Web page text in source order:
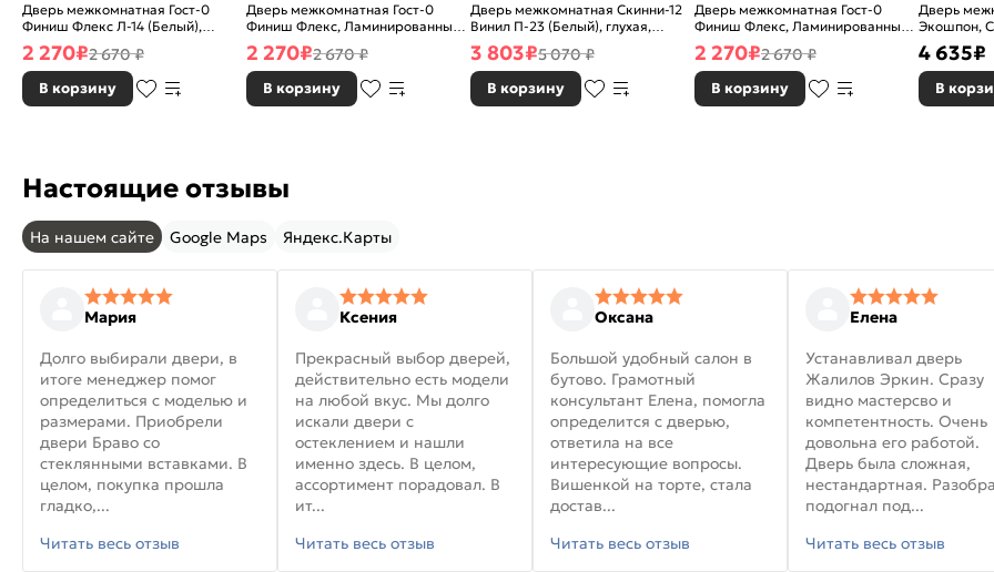
Дверь межкомнатная Гост-0
Финиш Флекс Л-14 (Белый),
глухая, каркасно-щитовая
2 270₽2 670 ₽
В корзину
Дверь межкомнатная Гост-0
Финиш Флекс, Ламинированные
Л-11 (ИталОрех), глухая,
каркасно-щитовая
2 270₽2 670 ₽
В корзину
Дверь межкомнатная Скинни-12
Винил П-23 (Белый), глухая,
скиновая
3 803₽5 070 ₽
В корзину
Дверь межкомнатная Гост-0
Финиш Флекс, Ламинированные
Л-12 (МиланОрех), глухая,
каркасно-щитовая
2 270₽2 670 ₽
В корзину
Дверь
Экошпон,
4 635₽
В
Настоящие отзывы
На нашем сайте Google Maps Яндекс.Карты
Мария
Долго выбирали двери, в
итоге менеджер помог
определиться с моделью и
размерами. Приобрели
двери Браво со
стеклянными вставками. В
целом, покупка прошла
гладко,...
Читать весь отзыв
Ксения
Прекрасный выбор дверей,
действительно есть модели
на любой вкус. Мы долго
искали двери с
остеклением и нашли
именно здесь. В целом,
ассортимент порадовал. В
ит...
Читать весь отзыв
Оксана
Большой удобный салон в
бутово. Грамотный
консультант Елена, помогла
определится с дверью,
ответила на все
интересующие вопросы.
Вишенкой на торте, стала
достав...
Читать весь отзыв
Елена
Устанавливал дверь
Жалилов Эркин. Сразу
видно мастерсво и
компетентность. Очень
довольна его работой.
Дверь была сложная,
нестандартная.
подогнал под...
Читать весь отзыв